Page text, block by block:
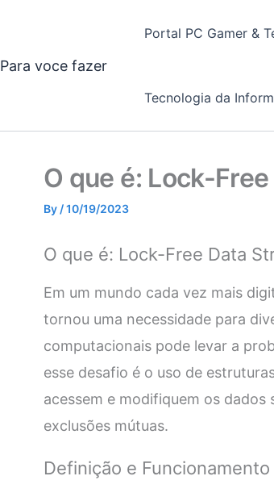
Para voce fazer
Portal PC Gamer &
Tecnologia da
O que é: Lock-
By /10/19/2023
O que é: Lock-Free Data
Em um mundo cada vez mais
tornou uma necessidade para
computacionais pode levar a
esse desafio é o uso de
acessem e modifiquem os dados
exclusões mútuas.
Definição e Funcionamento